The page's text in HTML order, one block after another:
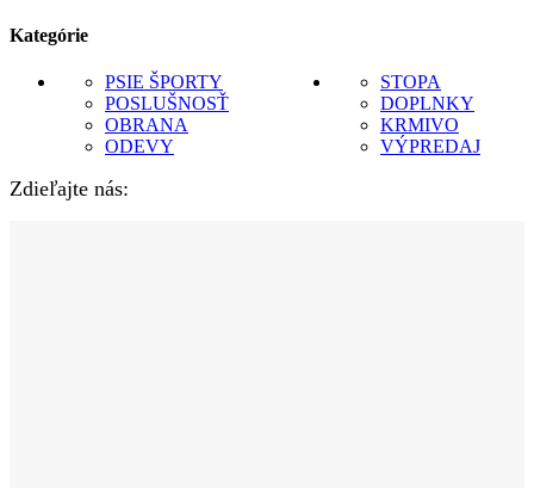
Kategórie
PSIE ŠPORTY
POSLUŠNOSŤ
OBRANA
ODEVY
STOPA
DOPLNKY
KRMIVO
VÝPREDAJ
Zdieľajte nás: